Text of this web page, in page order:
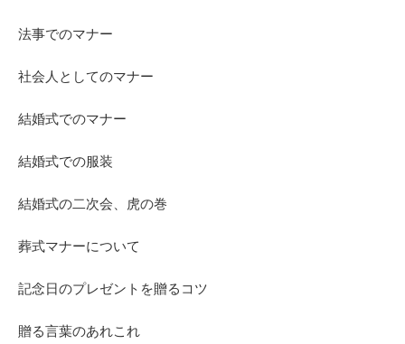
法事でのマナー
社会人としてのマナー
結婚式でのマナー
結婚式での服装
結婚式の二次会、虎の巻
葬式マナーについて
記念日のプレゼントを贈るコツ
贈る言葉のあれこれ